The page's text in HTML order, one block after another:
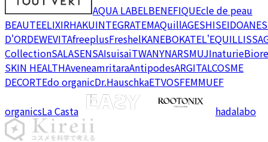
AQUA LABELBENEFIQUEcle de peau
BEAUTEELIXIRHAKUINTEGRATEMAQuillAGESHISEIDO
D'ORDEWEVITAfreeplusFreshelKANEBOKATEL'EQUIL
CollectionSALASENSAIsuisaiTWANYNARSMUJInaturieBiore
SKIN HEALTHAveneamritaraAntipodesARGITALCOSME
DECORTEdo organicDr.HauschkaETVOSFEMMUEF
organicsLa Casta hadalabo